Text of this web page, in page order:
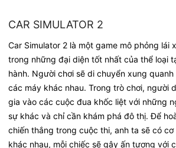
CAR SIMULATOR 2
Car Simulator 2 là một game mô phỏng lái
trong những đại diện tốt nhất của thể loại
hành. Người chơi sẽ di chuyển xung
các máy khác nhau. Trong trò chơi, người
gia vào các cuộc đua khốc liệt với những
sự khác và chỉ cần khám phá đô thị. Để
chiến thắng trong cuộc thi, anh ta sẽ có cơ
khác nhau, mỗi chiếc sẽ gây ấn tượng với